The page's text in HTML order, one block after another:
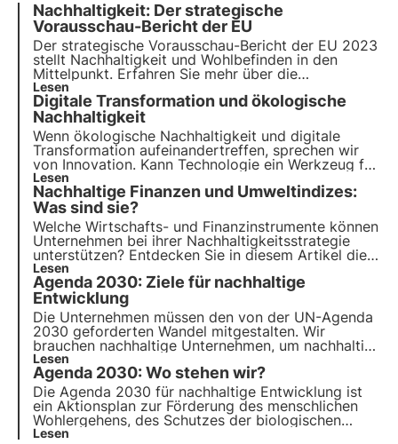
Nachhaltigkeit: Der strategische
Vorausschau-Bericht der EU
Der strategische Vorausschau-Bericht der EU 2023
stellt Nachhaltigkeit und Wohlbefinden in den
Mittelpunkt. Erfahren Sie mehr über die
Herausforderungen und konkreten Maßnahmen, die
vorgeschlagen wurden, für den Übergang zu einer
nachhaltigeren Zukunft, und wie sich 3Bee mit dem
Oasi-Projekt.
Lesen
Digitale Transformation und ökologische
Nachhaltigkeit
Wenn ökologische Nachhaltigkeit und digitale
Transformation aufeinandertreffen, sprechen wir
von Innovation. Kann Technologie ein Werkzeug für
nachhaltige Entwicklung sein? In diesem Artikel
erfahren Sie, wie Unternehmen den grünen und
digitalen Wandel angehen.
Lesen
Nachhaltige Finanzen und Umweltindizes:
Was sind sie?
Welche Wirtschafts- und Finanzinstrumente können
Unternehmen bei ihrer Nachhaltigkeitsstrategie
unterstützen? Entdecken Sie in diesem Artikel die
Rolle der nachhaltigen Finanzen. Erfahren Sie mehr
mit den Pillen aus der Oase, der digitalen Akademie
von 3Bee für Nachhaltigkeitsexperten.
Lesen
Agenda 2030: Ziele für nachhaltige
Entwicklung
Die Unternehmen müssen den von der UN-Agenda
2030 geforderten Wandel mitgestalten. Wir
brauchen nachhaltige Unternehmen, um nachhaltig
zu sein, und um mit der Revolution Schritt zu
halten, brauchen wir ein Wirtschafts-, Sozial- und
Geschäftssystem, das die Ziele unterstützt.
Lesen
Agenda 2030: Wo stehen wir?
Die Agenda 2030 für nachhaltige Entwicklung ist
ein Aktionsplan zur Förderung des menschlichen
Wohlergehens, des Schutzes der biologischen
Vielfalt und des wirtschaftlichen Wohlstands. Wir
Lesen